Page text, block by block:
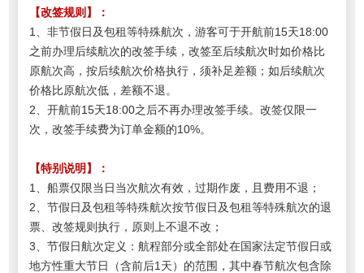
【改签规则】：
1、非节假日及包租等特殊航次，游客可于开航前15天18:00
之前办理后续航次的改签手续，改签至后续航次时如价格比
原航次高，按后续航次价格执行，须补足差额；如后续航次
价格比原航次低，差额不退。
2、开航前15天18:00之后不再办理改签手续。改签仅限一
次，改签手续费为订单金额的10%。
【特别说明】：
1、船票仅限当日当次航次有效，过期作废，且费用不退；
2、节假日及包租等特殊航次按节假日及包租等特殊航次的退
票、改签规则执行，原则上不退不改；
3、节假日航次定义：航程部分或全部处在国家法定节假日或
地方性重大节日（含前后1天）的范围，其中春节航次包含除